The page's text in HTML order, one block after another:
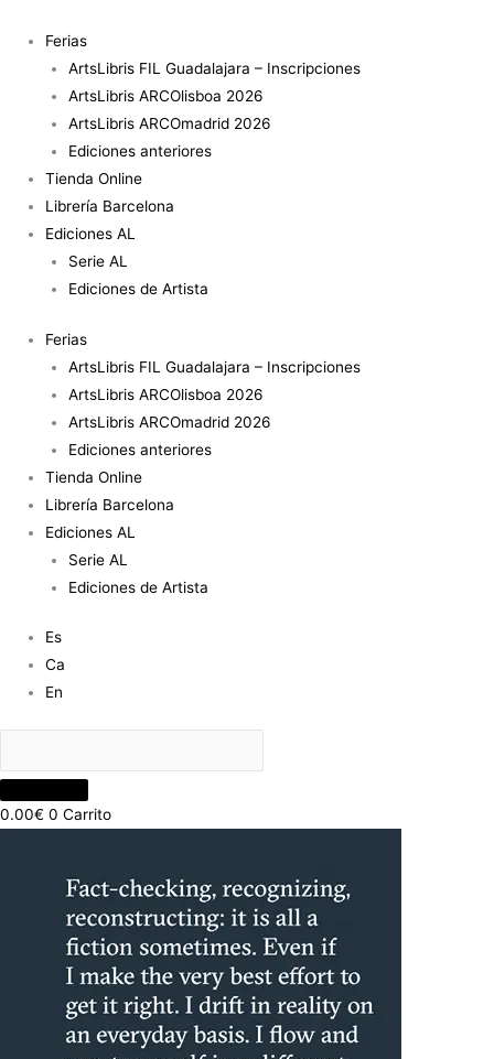
contenido
Ferias
ArtsLibris FIL Guadalajara – Inscripciones
ArtsLibris ARCOlisboa 2026
ArtsLibris ARCOmadrid 2026
Ediciones anteriores
Tienda Online
Librería Barcelona
Ediciones AL
Serie AL
Ediciones de Artista
Ferias
ArtsLibris FIL Guadalajara – Inscripciones
ArtsLibris ARCOlisboa 2026
ArtsLibris ARCOmadrid 2026
Ediciones anteriores
Tienda Online
Librería Barcelona
Ediciones AL
Serie AL
Ediciones de Artista
Es
Ca
En
0.00€ 0 Carrito
García
cantidad